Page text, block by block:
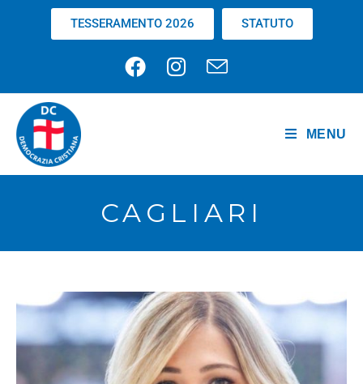
TESSERAMENTO 2026 STATUTO
MENU
CAGLIARI